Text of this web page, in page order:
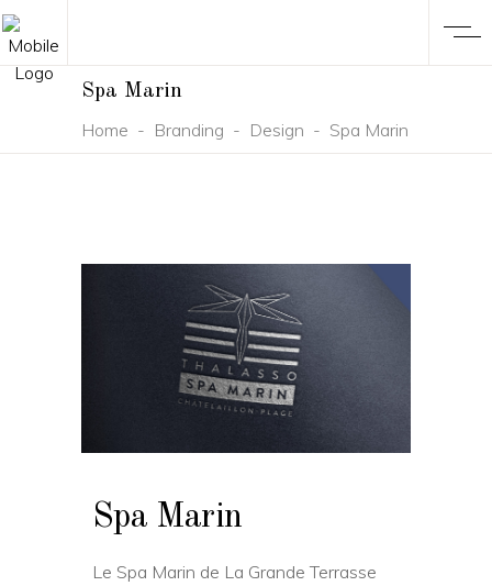
Spa Marin
Home - Branding - Design - Spa Marin
Spa Marin
Le Spa Marin de La Grande Terrasse